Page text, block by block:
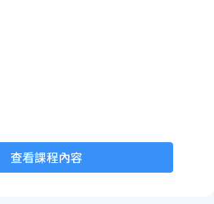
查看課程內容